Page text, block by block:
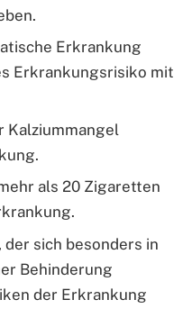
Erkrankung
Erkrankungsrisiko mit
Kalziummangel
als 20 Zigaretten
, der sich besonders in
Behinderung
der Erkrankung